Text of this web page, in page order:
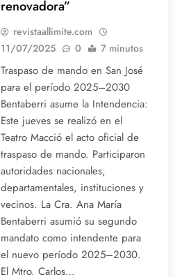
renovadora”
revistaallimite.com
11/07/2025
0 7 minutos
Traspaso de mando en San José
para el período 2025–2030
Bentaberri asume la Intendencia:
Este jueves se realizó en el
Teatro Macció el acto oficial de
traspaso de mando. Participaron
autoridades nacionales,
departamentales, instituciones y
vecinos. La Cra. Ana María
Bentaberri asumió su segundo
mandato como intendente para
el nuevo período 2025–2030.
El Mtro. Carlos…